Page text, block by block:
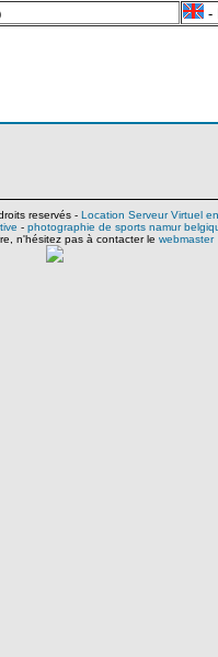
-
reservés - Location Serveur Virtuel
- photographie de sports namur
n'hésitez pas à contacter le webmaster